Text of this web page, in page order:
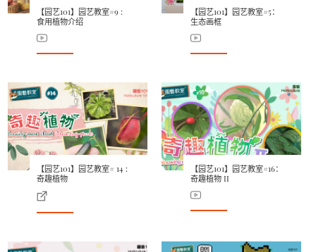
【园艺101】园艺教室#9 :
食用植物介绍
【园艺101】园艺教室#5：
生态画框
【园艺101】园艺教室# 14 :
奇趣植物
【园艺101】园艺教室#16：
奇趣植物 II